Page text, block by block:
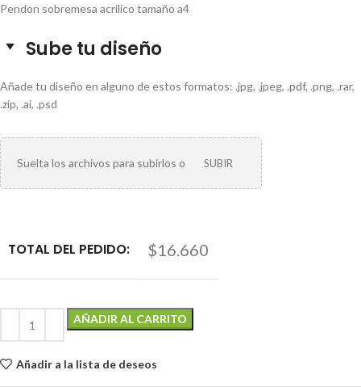
Pendon sobremesa acrilico tamaño a4
Sube tu diseño
Añade tu diseño en alguno de estos formatos: .jpg, .jpeg, .pdf, .png, .rar,
.zip, .ai, .psd
Suelta los archivos para subirlos o SUBIR
TOTAL DEL PEDIDO: $16.660
AÑADIR AL CARRITO
Añadir a la lista de deseos